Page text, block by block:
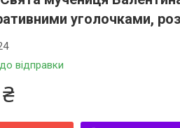
уголочками,
відправки